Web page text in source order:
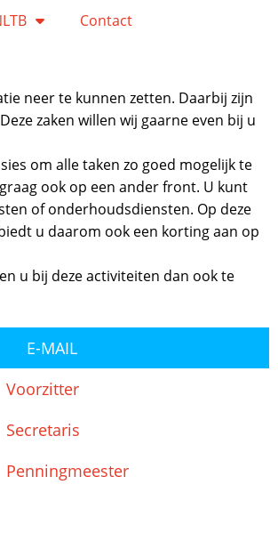
Contact
neer te kunnen zetten. Daarbij zijn
zaken willen wij gaarne even bij u
om alle taken zo goed mogelijk te
ook op een ander front. U kunt
of onderhoudsdiensten. Op deze
u daarom ook een korting aan op
u bij deze activiteiten dan ook te
E-MAIL
Voorzitter
Secretaris
Penningmeester